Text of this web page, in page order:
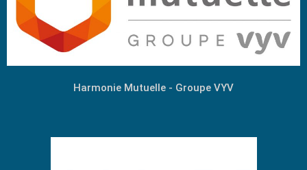
Harmonie Mutuelle - Groupe VYV